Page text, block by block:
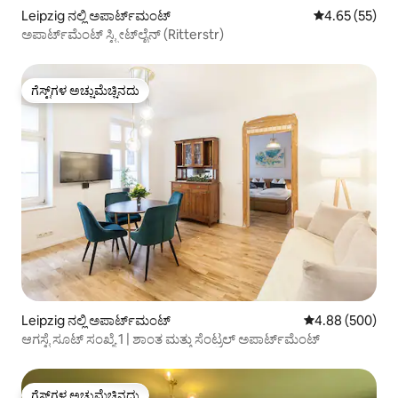
Leipzig ನಲ್ಲಿ ಅಪಾರ್ಟ್‌ಮಂಟ್ 5 ರಲ್ಲಿ 4.65
4.65 (55)
ಅಪಾರ್ಟ್‌ಮೆಂಟ್ ಸ್ಟ್ರೀಟ್‌ಲೈನ್ (Ritterstr)
ಗೆಸ್ಟ್‌ಗಳ ಅಚ್ಚುಮೆಚ್ಚಿನದು
ಗೆಸ್ಟ್‌ಗಳ ಅಚ್ಚುಮೆಚ್ಚಿನದು
Leipzig ನಲ್ಲಿ ಅಪಾರ್ಟ್‌ಮಂಟ್ 5 ರಲ್ಲಿ 4.88
4.88 (500)
ಆಗಸ್ಟೆ ಸೂಟ್ ಸಂಖ್ಯೆ 1 | ಶಾಂತ ಮತ್ತು ಸೆಂಟ್ರಲ್ ಅಪಾರ್ಟ್‌ಮೆಂಟ್